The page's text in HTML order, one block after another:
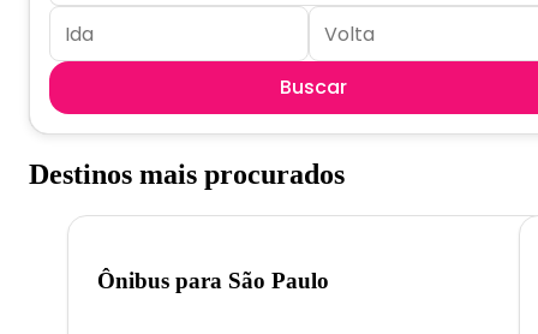
Buscar
Destinos mais procurados
Ônibus para São Paulo